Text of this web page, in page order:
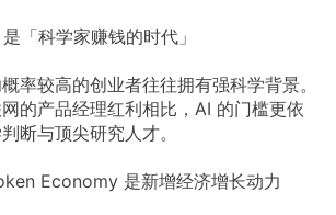
是「科学家赚钱的时代」
率较高的创业者往往拥有强科学背景。
的产品经理红利相比，AI 的门槛更依
断与顶尖研究人才。
Economy 是新增经济增长动力